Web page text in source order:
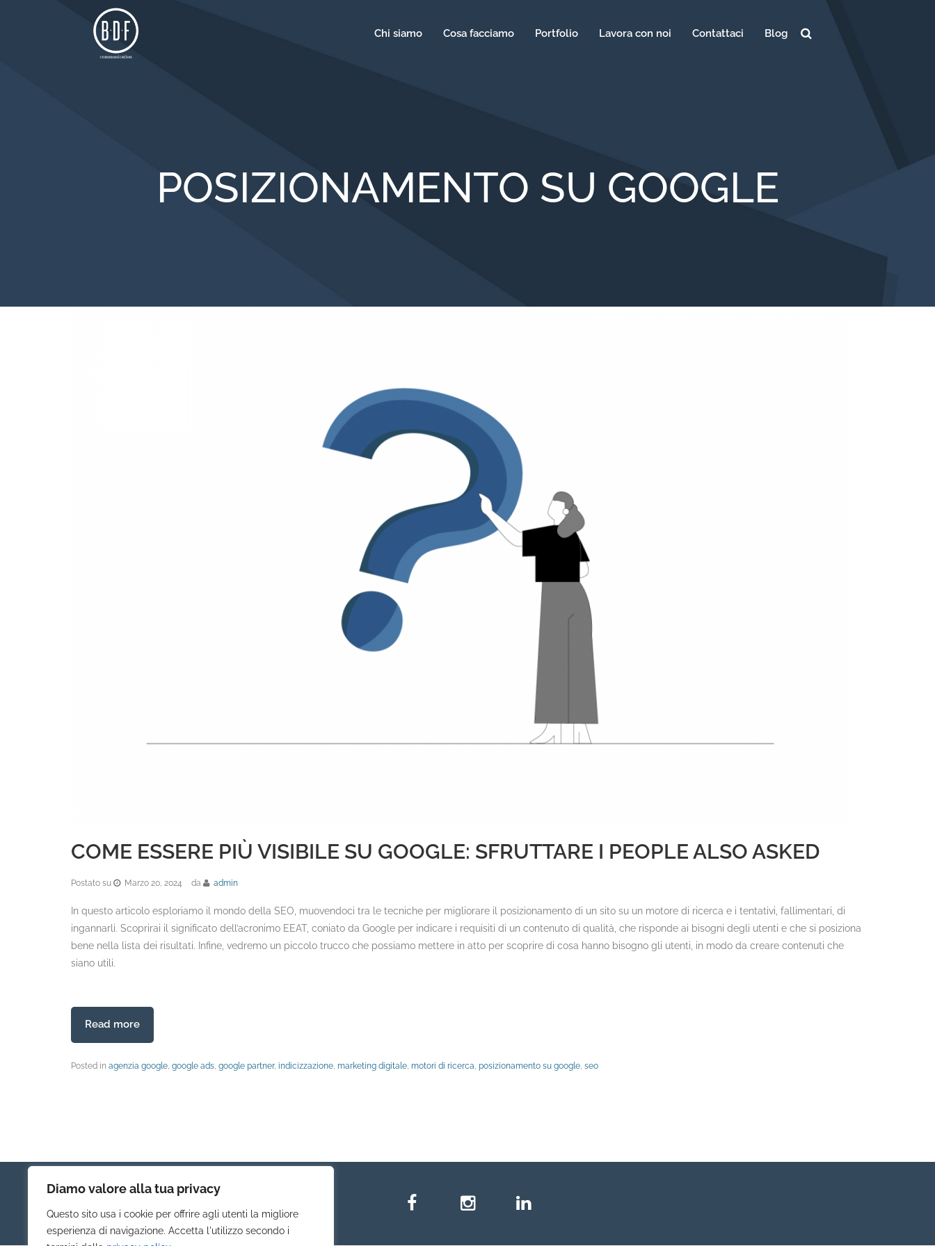
Diamo valore alla tua privacy
Questo sito usa i cookie per offrire agli utenti la migliore
esperienza di navigazione. Accetta l'utilizzo secondo i
Chi siamo Cosa facciamo Portfolio Lavora con noi Contattaci Blog
Ricerca
POSIZIONAMENTO SU GOOGLE
COME ESSERE PIÙ VISIBILE SU GOOGLE: SFRUTTARE I PEOPLE ALSO ASKED
Postato su Marzo 20, 2024 da admin
In questo articolo esploriamo il mondo della SEO, muovendoci tra le tecniche per migliorare il posizionamento di un sito su un motore di ricerca e i tentativi, fallimentari, di
ingannarli. Scoprirai il significato dell’acronimo EEAT, coniato da Google per indicare i requisiti di un contenuto di qualità, che risponde ai bisogni degli utenti e che si posiziona
bene nella lista dei risultati. Infine, vedremo un piccolo trucco che possiamo mettere in atto per scoprire di cosa hanno bisogno gli utenti, in modo da creare contenuti che
siano utili.
Read more
Posted in agenzia google, google ads, google partner, indicizzazione, marketing digitale, motori di ricerca, posizionamento su google, seo